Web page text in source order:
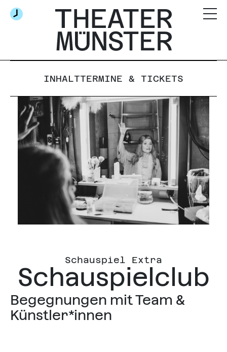
INHALTTERMINE & TICKETS
Schauspiel Extra
Schauspielclub
Begegnungen mit Team &
Künstler*innen